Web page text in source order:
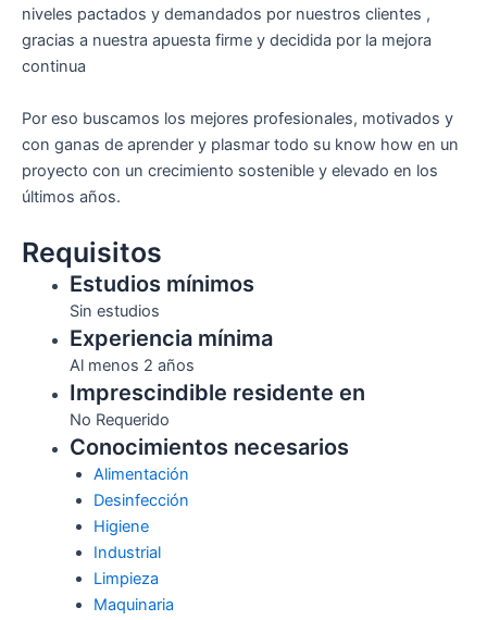
niveles pactados y demandados por nuestros clientes ,
gracias a nuestra apuesta firme y decidida por la mejora
continua
Por eso buscamos los mejores profesionales, motivados y
con ganas de aprender y plasmar todo su know how en un
proyecto con un crecimiento sostenible y elevado en los
últimos años.
Requisitos
Estudios mínimos
Sin estudios
Experiencia mínima
Al menos 2 años
Imprescindible residente en
No Requerido
Conocimientos necesarios
Alimentación
Desinfección
Higiene
Industrial
Limpieza
Maquinaria